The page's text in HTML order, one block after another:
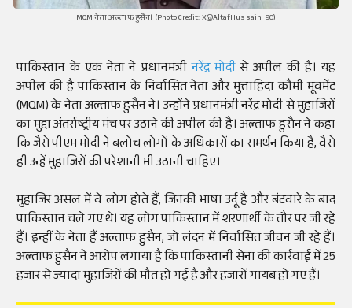
MQM नेता अल्ताफ हुसैन। (Photo Credit: X@AltafHussain_90)
पाकिस्तान के एक नेता ने प्रधानमंत्रीनरेंद्र मोदीसे अपील की है। यह
अपील की है पाकिस्तान के निर्वासित नेता और मुत्ताहिदा कौमी मूवमेंट
(MQM) के नेता अल्ताफ हुसैन ने। उन्होंने प्रधानमंत्री नरेंद्र मोदी से मुहाजिरों
का मुद्दा अंतर्राष्ट्रीय मंच पर उठाने की अपील की है। अल्ताफ हुसैन ने कहा
कि जैसे पीएम मोदी ने बलोच लोगों के अधिकारों का समर्थन किया है, वैसे
ही उन्हें मुहाजिरों की परेशानी भी उठानी चाहिए।
मुहाजिर असल में वे लोग होते हैं, जिनकी भाषा उर्दू है और बंटवारे के बाद
पाकिस्तान चले गए थे। यह लोग पाकिस्तान में शरणार्थी के तौर पर जी रहे
हैं। इन्हीं के नेता हैं अल्ताफ हुसैन, जो लंदन में निर्वासित जीवन जी रहे हैं।
अल्ताफ हुसैन ने आरोप लगाया है कि पाकिस्तानी सेना की कार्रवाई में 25
हजार से ज्यादा मुहाजिरों की मौत हो गई है और हजारों गायब हो गए हैं।